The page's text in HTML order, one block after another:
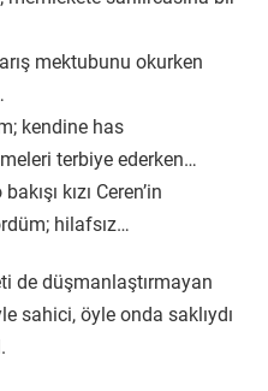
mektubunu okurken
kendine has
terbiye ederken…
kızı Ceren’in
hilafsız…
de düşmanlaştırmayan
sahici, öyle onda saklıydı